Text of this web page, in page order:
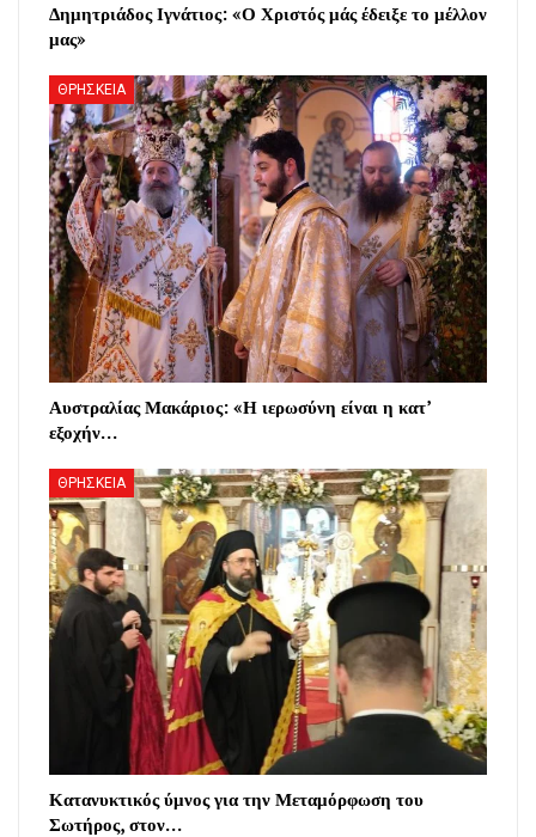
Δημητριάδος Ιγνάτιος: «Ο Χριστός μάς έδειξε το μέλλον
μας»
ΘΡΗΣΚΕΙΑ
Αυστραλίας Μακάριος: «Η ιερωσύνη είναι η κατ’
εξοχήν…
ΘΡΗΣΚΕΙΑ
Κατανυκτικός ύμνος για την Μεταμόρφωση του
Σωτήρος, στον…